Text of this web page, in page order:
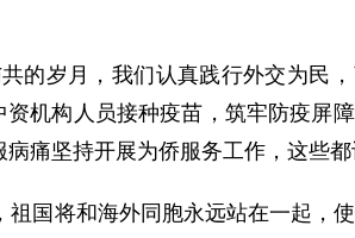
的岁月，我们认真践行外交为民
机构人员接种疫苗，筑牢防疫屏
痛坚持开展为侨服务工作，这些都
国将和海外同胞永远站在一起，